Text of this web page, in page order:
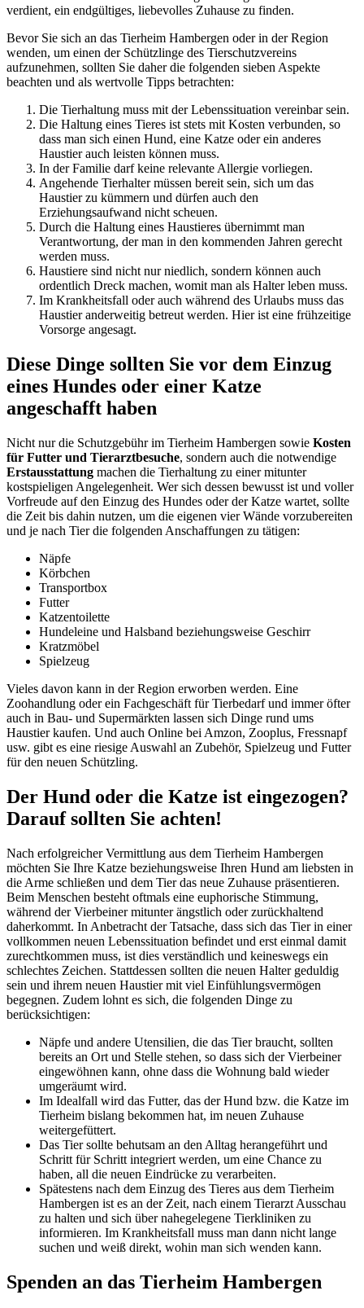
verdient, ein endgültiges, liebevolles Zuhause zu finden.
Bevor Sie sich an das Tierheim Hambergen oder in der Region
wenden, um einen der Schützlinge des Tierschutzvereins
aufzunehmen, sollten Sie daher die folgenden sieben Aspekte
beachten und als wertvolle Tipps betrachten:
Die Tierhaltung muss mit der Lebenssituation vereinbar sein.
Die Haltung eines Tieres ist stets mit Kosten verbunden, so
dass man sich einen Hund, eine Katze oder ein anderes
Haustier auch leisten können muss.
In der Familie darf keine relevante Allergie vorliegen.
Angehende Tierhalter müssen bereit sein, sich um das
Haustier zu kümmern und dürfen auch den
Erziehungsaufwand nicht scheuen.
Durch die Haltung eines Haustieres übernimmt man
Verantwortung, der man in den kommenden Jahren gerecht
werden muss.
Haustiere sind nicht nur niedlich, sondern können auch
ordentlich Dreck machen, womit man als Halter leben muss.
Im Krankheitsfall oder auch während des Urlaubs muss das
Haustier anderweitig betreut werden. Hier ist eine frühzeitige
Vorsorge angesagt.
Diese Dinge sollten Sie vor dem Einzug
eines Hundes oder einer Katze
angeschafft haben
Nicht nur die Schutzgebühr im Tierheim Hambergen sowie Kosten
für Futter und Tierarztbesuche, sondern auch die notwendige
Erstausstattung machen die Tierhaltung zu einer mitunter
kostspieligen Angelegenheit. Wer sich dessen bewusst ist und voller
Vorfreude auf den Einzug des Hundes oder der Katze wartet, sollte
die Zeit bis dahin nutzen, um die eigenen vier Wände vorzubereiten
und je nach Tier die folgenden Anschaffungen zu tätigen:
Näpfe
Körbchen
Transportbox
Futter
Katzentoilette
Hundeleine und Halsband beziehungsweise Geschirr
Kratzmöbel
Spielzeug
Vieles davon kann in der Region erworben werden. Eine
Zoohandlung oder ein Fachgeschäft für Tierbedarf und immer öfter
auch in Bau- und Supermärkten lassen sich Dinge rund ums
Haustier kaufen. Und auch Online bei Amzon, Zooplus, Fressnapf
usw. gibt es eine riesige Auswahl an Zubehör, Spielzeug und Futter
für den neuen Schützling.
Der Hund oder die Katze ist eingezogen?
Darauf sollten Sie achten!
Nach erfolgreicher Vermittlung aus dem Tierheim Hambergen
möchten Sie Ihre Katze beziehungsweise Ihren Hund am liebsten in
die Arme schließen und dem Tier das neue Zuhause präsentieren.
Beim Menschen besteht oftmals eine euphorische Stimmung,
während der Vierbeiner mitunter ängstlich oder zurückhaltend
daherkommt. In Anbetracht der Tatsache, dass sich das Tier in einer
vollkommen neuen Lebenssituation befindet und erst einmal damit
zurechtkommen muss, ist dies verständlich und keineswegs ein
schlechtes Zeichen. Stattdessen sollten die neuen Halter geduldig
sein und ihrem neuen Haustier mit viel Einfühlungsvermögen
begegnen. Zudem lohnt es sich, die folgenden Dinge zu
berücksichtigen:
Näpfe und andere Utensilien, die das Tier braucht, sollten
bereits an Ort und Stelle stehen, so dass sich der Vierbeiner
eingewöhnen kann, ohne dass die Wohnung bald wieder
umgeräumt wird.
Im Idealfall wird das Futter, das der Hund bzw. die Katze im
Tierheim bislang bekommen hat, im neuen Zuhause
weitergefüttert.
Das Tier sollte behutsam an den Alltag herangeführt und
Schritt für Schritt integriert werden, um eine Chance zu
haben, all die neuen Eindrücke zu verarbeiten.
Spätestens nach dem Einzug des Tieres aus dem Tierheim
Hambergen ist es an der Zeit, nach einem Tierarzt Ausschau
zu halten und sich über nahegelegene Tierkliniken zu
informieren. Im Krankheitsfall muss man dann nicht lange
suchen und weiß direkt, wohin man sich wenden kann.
Spenden an das Tierheim Hambergen